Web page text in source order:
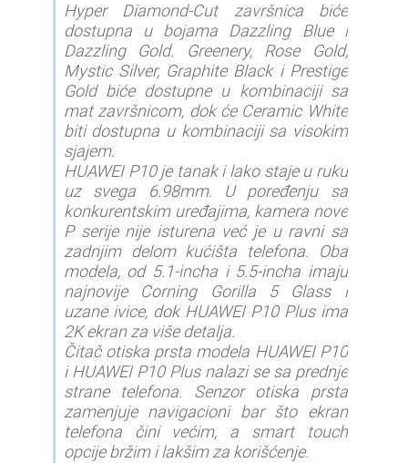
Hyper Diamond-Cut završnica biće
dostupna u bojama Dazzling Blue i
Dazzling Gold. Greenery, Rose Gold,
Mystic Silver, Graphite Black i Prestige
Gold biće dostupne u kombinaciji sa
mat završnicom, dok će Ceramic White
biti dostupna u kombinaciji sa visokim
sjajem.
HUAWEI P10 je tanak i lako staje u ruku
uz svega 6.98mm. U poređenju sa
konkurentskim uređajima, kamera nove
P serije nije isturena već je u ravni sa
zadnjim delom kućišta telefona. Oba
modela, od 5.1-incha i 5.5-incha imaju
najnovije Corning Gorilla 5 Glass i
uzane ivice, dok HUAWEI P10 Plus ima
2K ekran za više detalja.
Čitač otiska prsta modela HUAWEI P10
i HUAWEI P10 Plus nalazi se sa prednje
strane telefona. Senzor otiska prsta
zamenjuje navigacioni bar što ekran
telefona čini većim, a smart touch
opcije bržim i lakšim za korišćenje.